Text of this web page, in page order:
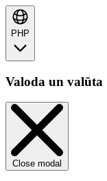
PHP
Valoda un valūta
Close modal